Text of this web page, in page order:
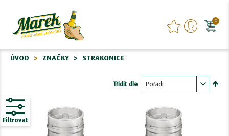
0
ÚVOD ZNAČKY STRAKONICE
Třídit dle
Filtrovat